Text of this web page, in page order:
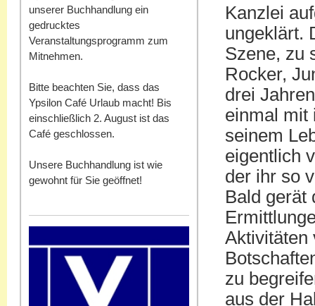
unserer Buchhandlung ein
gedrucktes
Veranstaltungsprogramm zum
Mitnehmen.
Bitte beachten Sie, dass das
Ypsilon Café Urlaub macht! Bis
einschließlich 2. August ist das
Café geschlossen.
Unsere Buchhandlung ist wie
gewohnt für Sie geöffnet!
Kanzlei
ungeklärt.
Szene, zu
Rocker,
drei
einmal mit
seinem
eigentlich
der ihr so
Bald gerät
Aktivitäten
zu
aus der